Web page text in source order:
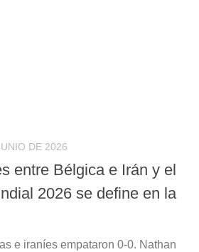
DE 2026
entre Bélgica e Irán y el
2026 se define en la
e iraníes empataron 0-0. Nathan